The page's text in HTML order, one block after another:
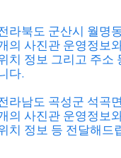
라북도 군산시 월명
의 사진관 운영정보
치 정보 그리고 주소
다.
라남도 곡성군 석곡
의 사진관 운영정보
치 정보 등 전달해드